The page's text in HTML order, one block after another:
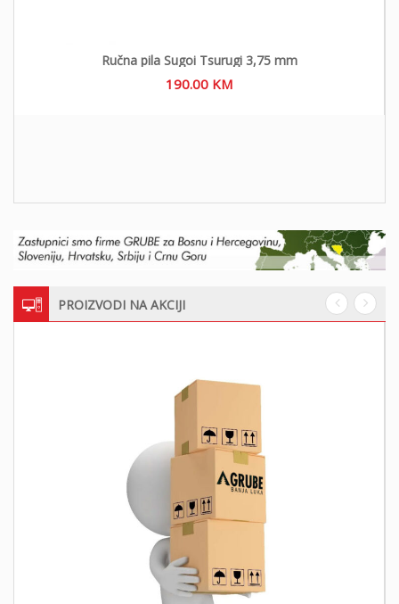
Ručna pila Sugoi Tsurugi 3,75 mm
190.00 KM
PROIZVODI NA AKCIJI